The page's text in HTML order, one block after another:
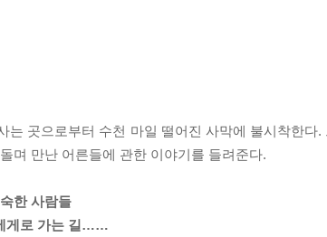
는 곳으로부터 수천 마일 떨어진 사막에 불시착한다
며 만난 어른들에 관한 이야기를 들려준다.
한 사람들
게로 가는 길……